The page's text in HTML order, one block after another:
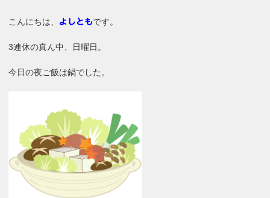
こんにちは、 よしともです。
3連休の真ん中、日曜日。
今日の夜ご飯は鍋でした。